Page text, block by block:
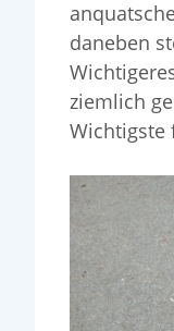
daneben
ziemlich
Wichtigste